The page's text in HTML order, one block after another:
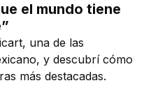
el mundo tiene
una de las
y descubrí cómo
más destacadas.